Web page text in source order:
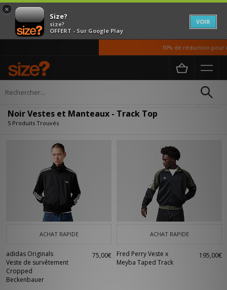
×
Size?
size?
OFFERT - Sur Google Play
VOIR
10% de réduction pour
Accueil Homme
Noir Vestes et Manteaux - Track Top
5 Produits Trouvés
ACHAT RAPIDE
adidas Originals
Veste de survêtement
Cropped
Beckenbauer
75,00€
ACHAT RAPIDE
Fred Perry Veste x
Meyba Taped Track
195,00€